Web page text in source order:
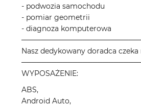
- podwozia samochodu
- pomiar geometrii
- diagnoza komputerowa
Nasz dedykowany doradca
WYPOSAŻENIE:
ABS,
Android Auto,